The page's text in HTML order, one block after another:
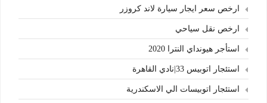
ارخص سعر ايجار سيارة لاند كروزر
ارخص نقل سياحي
استأجر هيونداي النترا 2020
استئجار اتوبيس 33|نادي القاهرة
استئجار اتوبيسات الي الاسكندرية